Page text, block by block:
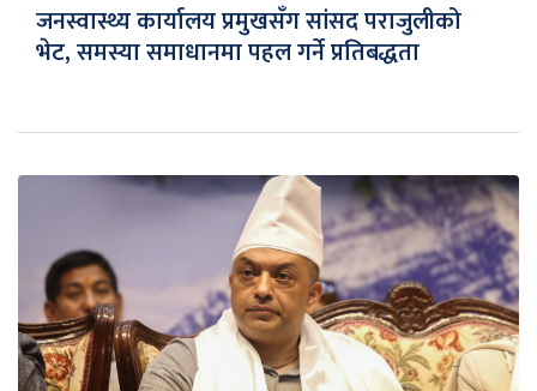
जनस्वास्थ्य कार्यालय प्रमुखसँग सांसद पराजुलीको
भेट, समस्या समाधानमा पहल गर्ने प्रतिबद्धता